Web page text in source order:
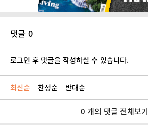
댓글 0
로그인 후 댓글을 작성하실 수 있습니다.
최신순 찬성순 반대순
0 개의 댓글 전체보기